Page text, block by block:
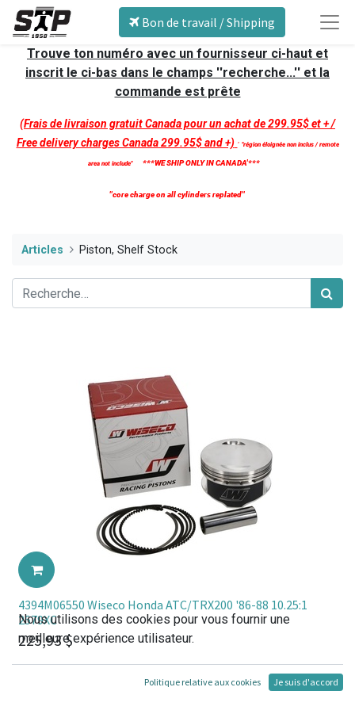
Bon de travail / Shipping
Trouve ton numéro avec un fournisseur ci-haut et
inscrit le ci-bas dans le champs ''recherche...'' et la
commande est prête
(Frais de livraison gratuit Canada pour un achat de 299.95$ et + /
Free delivery charges Canada 299.95$ and +) ' ''région éloignée non inclus / remote
area not include'' ***WE SHIP ONLY IN CANADA'***
''core charge on all cylinders replated''
Articles Piston, Shelf Stock
4394M06550 Wiseco Honda ATC/TRX200 '86-88 10.25:1
2579XC
225,93$
Nous utilisons des cookies pour vous fournir une
meilleure expérience utilisateur.
Politique relative aux cookies Je suis d'accord